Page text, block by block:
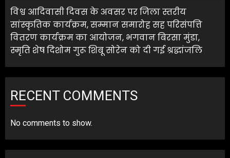
विश्व आदिवासी दिवस के अवसर पर जिला स्तरीय
सांस्कृतिक कार्यक्रम, सम्मान समारोह सह परिसंपत्ति
वितरण कार्यक्रम का आयोजन, भगवान बिरसा मुंडा,
स्मृति शेष दिशोम गुरू शिबू सोरेन को दी गई श्रद्धांजलि
RECENT COMMENTS
No comments to show.